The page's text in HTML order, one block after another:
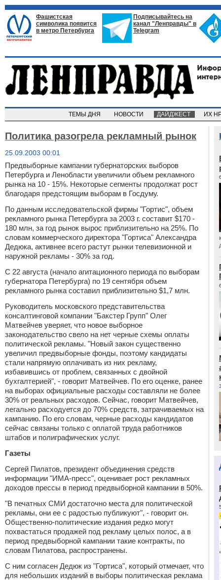
Фашистская
символика появится
в метро Петербурга
Подписывайтесь на
канал "Ленправды" в
Telegram
ТЕМЫ ДНЯ НОВОСТИ ДАЙДЖЕСТ ИХ
Политика разогрела рекламный рынок
25.09.2003 00:01
Предвыборные кампании губернаторских выборов
Петербурга и Ленобласти увеличили объем рекламного
рынка на 10 - 15%. Некоторые сегменты продолжат рост
благодаря предстоящим выборам в Госдуму.
По данным исследовательской фирмы "Гортис", объем
рекламного рынка Петербурга за 2003 г. составит $170 -
180 млн, за год рынок вырос приблизительно на 25%. По
словам коммерческого директора "Гортиса" Александра
Дедюка, активнее всего растут рынки телевизионной и
наружной рекламы - 30% за год.
С 22 августа (начало агитационного периода по выборам
губернатора Петербурга) по 19 сентября объем
рекламного рынка составил приблизительно $1,7 млн.
Руководитель московского представительства
консалтинговой компании "Бакстер Групп" Олег
Матвейчев уверяет, что новое выборное
законодательство свело на нет черные схемы оплаты
политической рекламы. "Новый закон существенно
увеличил предвыборные фонды, поэтому кандидаты
стали напрямую оплачивать из них рекламу,
избавившись от проблем, связанных с двойной
бухгалтерией", - говорит Матвейчев. По его оценке, ранее
на выборах официальные расходы составляли не более
30% от реальных расходов. Сейчас, говорит Матвейчев,
легально расходуется до 70% средств, затрачиваемых на
кампанию. По его словам, черные расходы кандидатов
сейчас связаны только с оплатой труда работников
штабов и полиграфических услуг.
Газеты
Сергей Пилатов, президент объединения средств
информации "ИМА-пресс", оценивает рост рекламных
доходов прессы в период предвыборной кампании в 50%.
"В печатных СМИ достаточно места для политической
рекламы, они ее с радостью публикуют", - говорит он.
Общественно-политические издания редко могут
похвастаться продажей под рекламу целых полос, а в
период предвыборной кампании такие контракты, по
словам Пилатова, распространены.
С ним согласен Дедюк из "Гортиса", который отмечает, что
для небольших изданий в выборы политическая реклама